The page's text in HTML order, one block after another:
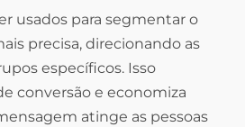
usados para segmentar o
precisa, direcionando as
específicos. Isso
conversão e economiza
atinge as pessoas